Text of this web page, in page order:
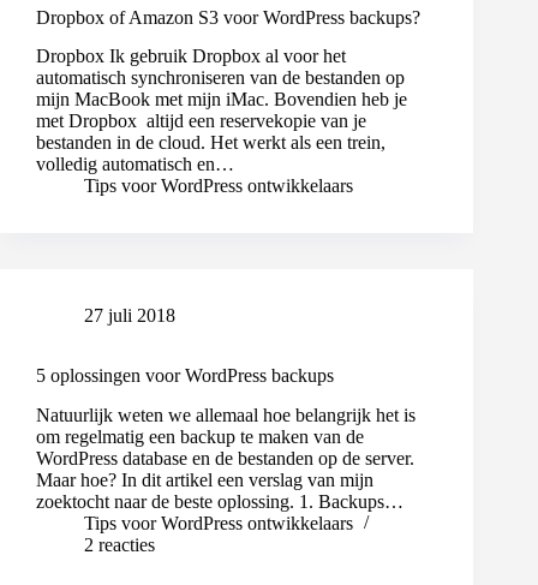
Dropbox of Amazon S3 voor WordPress backups?
Dropbox Ik gebruik Dropbox al voor het
automatisch synchroniseren van de bestanden op
mijn MacBook met mijn iMac. Bovendien heb je
met Dropbox altijd een reservekopie van je
bestanden in de cloud. Het werkt als een trein,
volledig automatisch en…
Tips voor WordPress ontwikkelaars
27 juli 2018
5 oplossingen voor WordPress backups
Natuurlijk weten we allemaal hoe belangrijk het is
om regelmatig een backup te maken van de
WordPress database en de bestanden op de server.
Maar hoe? In dit artikel een verslag van mijn
zoektocht naar de beste oplossing. 1. Backups…
Tips voor WordPress ontwikkelaars
2 reacties